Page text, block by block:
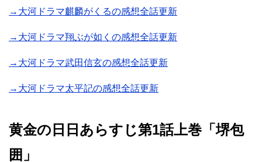
→大河ドラマ麒麟がくるの感想全話更新
→大河ドラマ翔ぶが如くの感想全話更新
→大河ドラマ武田信玄の感想全話更新
→大河ドラマ太平記の感想全話更新
黄金の日日あらすじ第1話上巻「堺包
囲」